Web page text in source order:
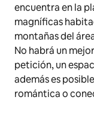
encuentra en la
magníficas
montañas del
No habrá un
petición, un
además es
romántica o